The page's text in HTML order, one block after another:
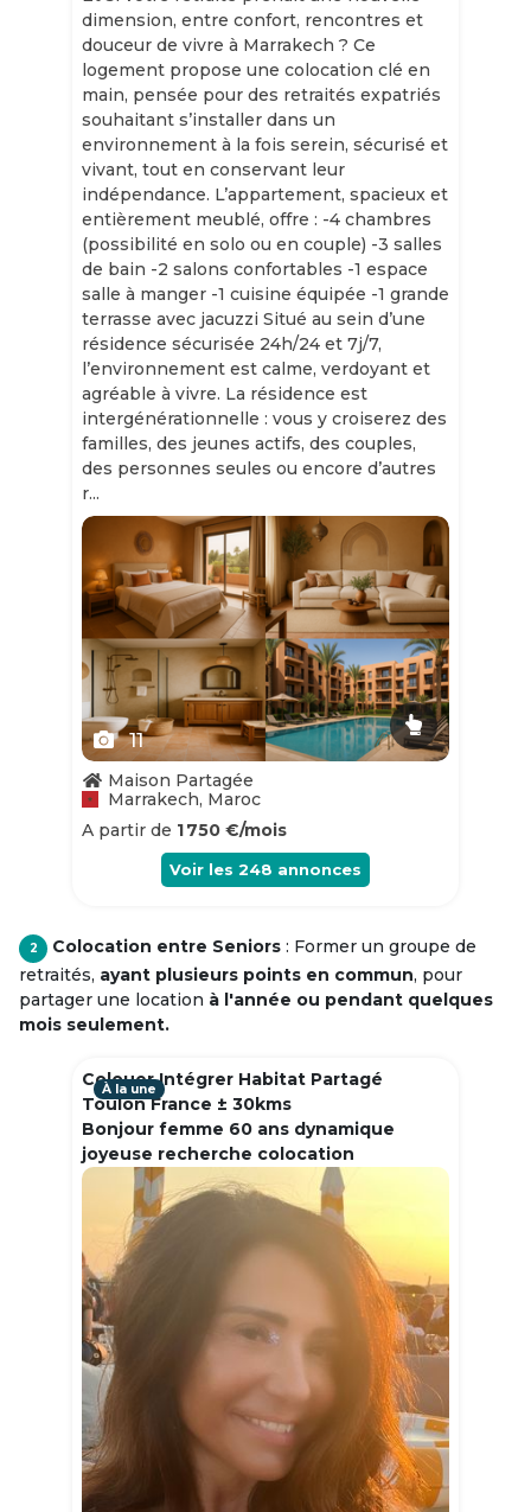
dimension, entre confort, rencontres et
douceur de vivre à Marrakech ? Ce
logement propose une colocation clé en
main, pensée pour des retraités expatriés
souhaitant s’installer dans un
environnement à la fois serein, sécurisé et
vivant, tout en conservant leur
indépendance. L’appartement, spacieux et
entièrement meublé, offre : -4 chambres
(possibilité en solo ou en couple) -3 salles
de bain -2 salons confortables -1 espace
salle à manger -1 cuisine équipée -1 grande
terrasse avec jacuzzi Situé au sein d’une
résidence sécurisée 24h/24 et 7j/7,
l’environnement est calme, verdoyant et
agréable à vivre. La résidence est
intergénérationnelle : vous y croiserez des
familles, des jeunes actifs, des couples,
des personnes seules ou encore d’autres
r...
Slide 1 of 11
11
Maison Partagée
Marrakech, Maroc
A partir de 1 750 €/mois
Voir les 248 annonces
2 Colocation entre Seniors : Former un groupe de
retraités, ayant plusieurs points en commun, pour
partager une location à l'année ou pendant quelques
mois seulement.
Colouer Intégrer Habitat Partagé
Toulon France ± 30kms
Bonjour femme 60 ans dynamique
joyeuse recherche colocation
À la une